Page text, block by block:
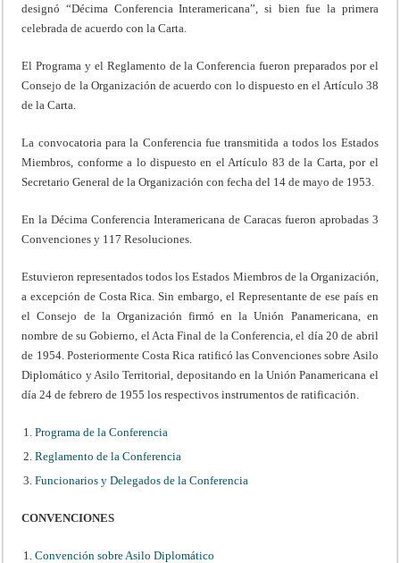
designó “Décima Conferencia Interamericana”, si bien fue la primera
celebrada de acuerdo con la Carta.
El Programa y el Reglamento de la Conferencia fueron preparados por el
Consejo de la Organización de acuerdo con lo dispuesto en el Artículo 38
de la Carta.
La convocatoria para la Conferencia fue transmitida a todos los Estados
Miembros, conforme a lo dispuesto en el Artículo 83 de la Carta, por el
Secretario General de la Organización con fecha del 14 de mayo de 1953.
En la Décima Conferencia Interamericana de Caracas fueron aprobadas 3
Convenciones y 117 Resoluciones.
Estuvieron representados todos los Estados Miembros de la Organización,
a excepción de Costa Rica. Sin embargo, el Representante de ese país en
el Consejo de la Organización firmó en la Unión Panamericana, en
nombre de su Gobierno, el Acta Final de la Conferencia, el día 20 de abril
de 1954. Posteriormente Costa Rica ratificó las Convenciones sobre Asilo
Diplomático y Asilo Territorial, depositando en la Unión Panamericana el
día 24 de febrero de 1955 los respectivos instrumentos de ratificación.
Programa de la Conferencia
Reglamento de la Conferencia
Funcionarios y Delegados de la Conferencia
CONVENCIONES
Convención sobre Asilo Diplomático